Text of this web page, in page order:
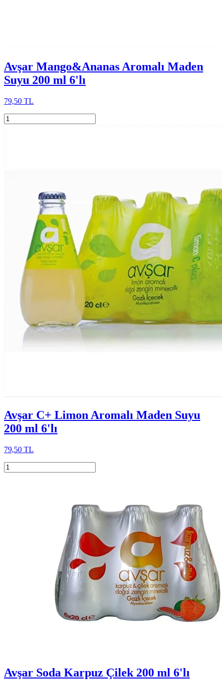
Avşar Mango&Ananas Aromalı Maden
Suyu 200 ml 6'lı
79,50 TL
Avşar C+ Limon Aromalı Maden Suyu
200 ml 6'lı
79,50 TL
Avşar Soda Karpuz Çilek 200 ml 6'lı